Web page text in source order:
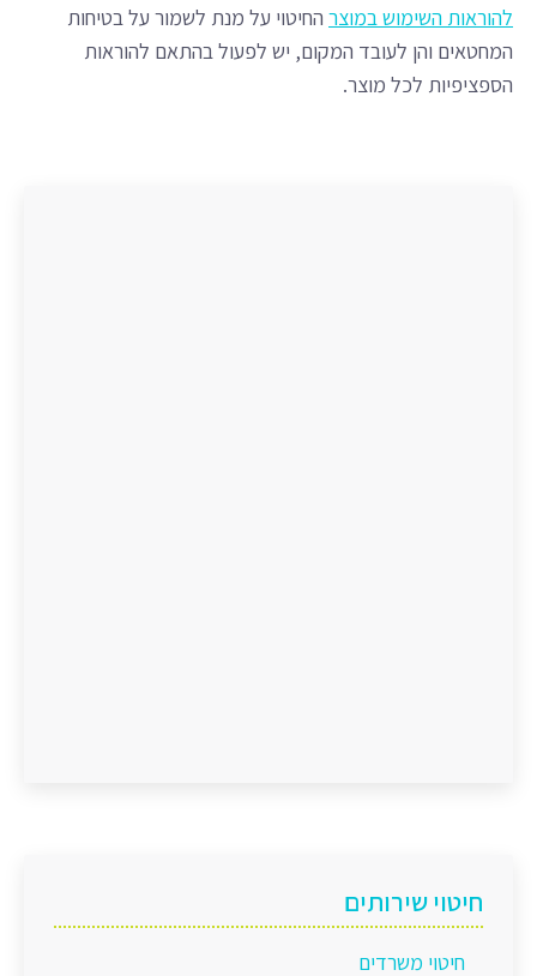
להוראות השימוש במוצר החיטוי על מנת לשמור על בטיחות
המחטאים והן לעובד המקום, יש לפעול בהתאם להוראות
הספציפיות לכל מוצר.
חיטוי שירותים
חיטוי משרדים